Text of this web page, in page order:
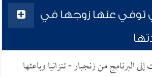
توفي عنها زوجها في
البرنامج من زنجبار - تنزانيا وباعثها